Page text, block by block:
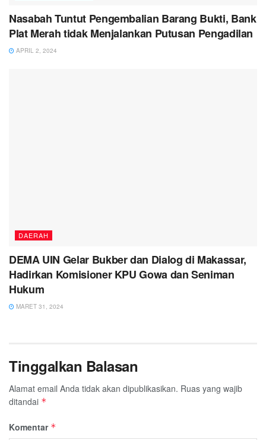
Nasabah Tuntut Pengembalian Barang Bukti, Bank
Plat Merah tidak Menjalankan Putusan Pengadilan
APRIL 2, 2024
DAERAH
DEMA UIN Gelar Bukber dan Dialog di Makassar,
Hadirkan Komisioner KPU Gowa dan Seniman
Hukum
MARET 31, 2024
Tinggalkan Balasan
Alamat email Anda tidak akan dipublikasikan. Ruas yang wajib
ditandai *
Komentar *